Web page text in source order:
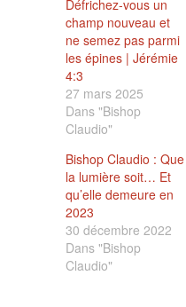
Défrichez-vous un
champ nouveau et
ne semez pas parmi
les épines | Jérémie
4:3
27 mars 2025
Dans "Bishop
Claudio"
Bishop Claudio : Que
la lumière soit… Et
qu’elle demeure en
2023
30 décembre 2022
Dans "Bishop
Claudio"